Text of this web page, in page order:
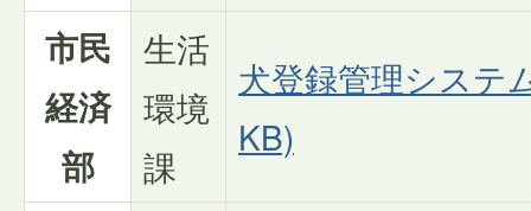
市民
経済
部
生活
環境
課
犬登録管理システ
KB)